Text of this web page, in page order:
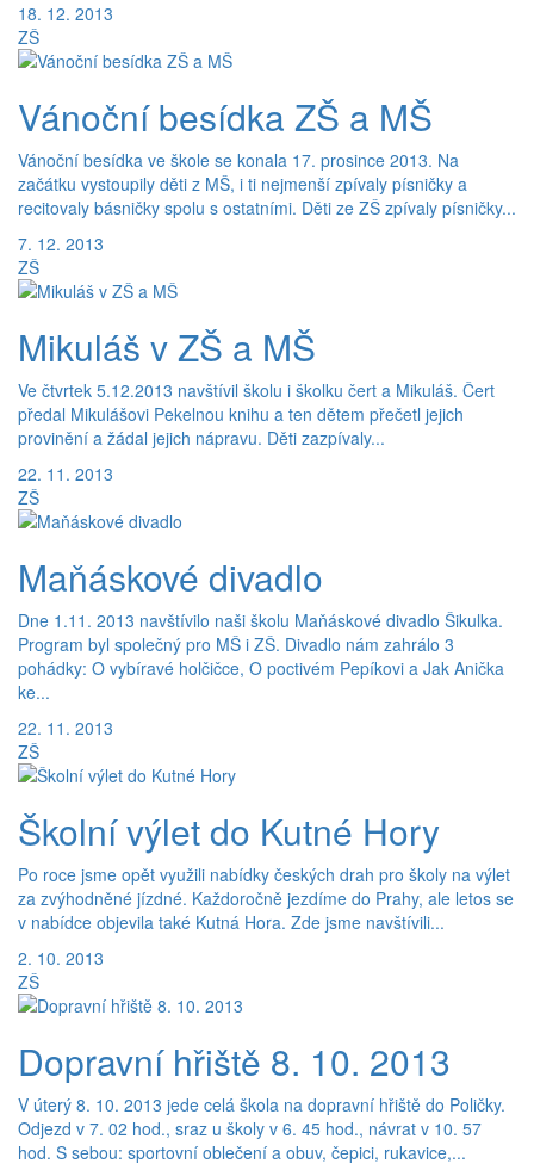
18. 12. 2013
ZŠ
Vánoční besídka ZŠ a MŠ
Vánoční besídka ve škole se konala 17. prosince 2013. Na
začátku vystoupily děti z MŠ, i ti nejmenší zpívaly písničky a
recitovaly básničky spolu s ostatními. Děti ze ZŠ zpívaly písničky...
7. 12. 2013
ZŠ
Mikuláš v ZŠ a MŠ
Ve čtvrtek 5.12.2013 navštívil školu i školku čert a Mikuláš. Čert
předal Mikulášovi Pekelnou knihu a ten dětem přečetl jejich
provinění a žádal jejich nápravu. Děti zazpívaly...
22. 11. 2013
ZŠ
Maňáskové divadlo
Dne 1.11. 2013 navštívilo naši školu Maňáskové divadlo Šikulka.
Program byl společný pro MŠ i ZŠ. Divadlo nám zahrálo 3
pohádky: O vybíravé holčičce, O poctivém Pepíkovi a Jak Anička
ke...
22. 11. 2013
ZŠ
Školní výlet do Kutné Hory
Po roce jsme opět využili nabídky českých drah pro školy na výlet
za zvýhodněné jízdné. Každoročně jezdíme do Prahy, ale letos se
v nabídce objevila také Kutná Hora. Zde jsme navštívili...
2. 10. 2013
ZŠ
Dopravní hřiště 8. 10. 2013
V úterý 8. 10. 2013 jede celá škola na dopravní hřiště do Poličky.
Odjezd v 7. 02 hod., sraz u školy v 6. 45 hod., návrat v 10. 57
hod. S sebou: sportovní oblečení a obuv, čepici, rukavice,...